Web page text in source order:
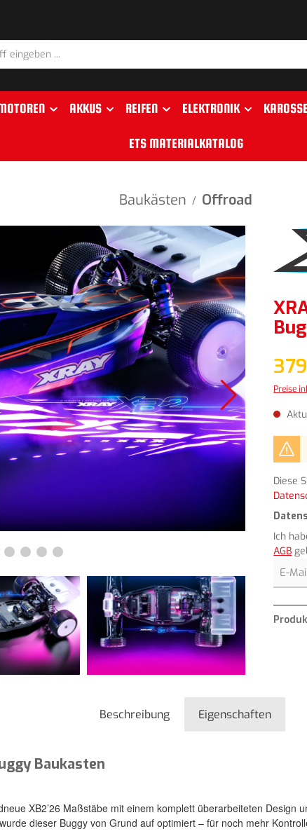
AKKUS REIFEN ELEKTRONIK
ETS MATERIALKATALOG
Baukästen / Offroad
Preise
Diese
Ich
AGB
Beschreibung Eigenschaften
Baukasten
XB2’26 Maßstäbe mit einem komplett überarbeiteten Design
dieser Buggy von Grund auf optimiert – für noch mehr